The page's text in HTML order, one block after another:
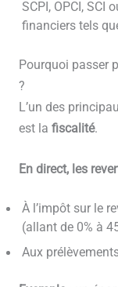
SCPI, OPCI, SCI
financiers tels
Pourquoi passer
?
L’un des
est la fiscalité.
En direct, les
À l’impôt sur le
(allant de 0% à
Aux